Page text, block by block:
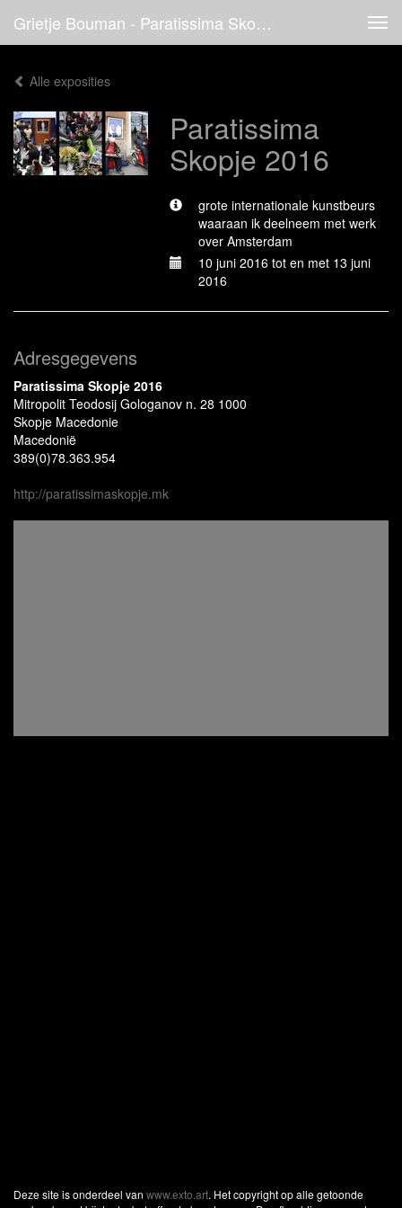
Grietje Bouman - Paratissima Skopje 2016
Alle exposities
Paratissima
Skopje 2016
grote internationale kunstbeurs
waaraan ik deelneem met werk
over Amsterdam
10 juni 2016 tot en met 13 juni
2016
Adresgegevens
Paratissima Skopje 2016
Mitropolit Teodosij Gologanov n. 28 1000
Skopje Macedonie
Macedonië
389(0)78.363.954
http://paratissimaskopje.mk
Deze site is onderdeel van www.exto.art. Het copyright op alle getoonde